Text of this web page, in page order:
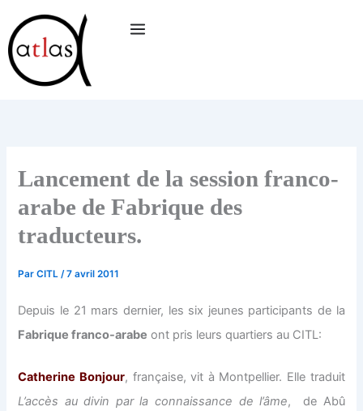
au
contenu
Lancement de la session franco-
arabe de Fabrique des
traducteurs.
ParCITL/7 avril 2011
Depuis le 21 mars dernier, les six jeunes participants de la
Fabrique franco-arabe ont pris leurs quartiers au CITL:
Catherine Bonjour, française, vit à Montpellier. Elle traduit
L’accès au divin par la connaissance de l’âme, de Abû